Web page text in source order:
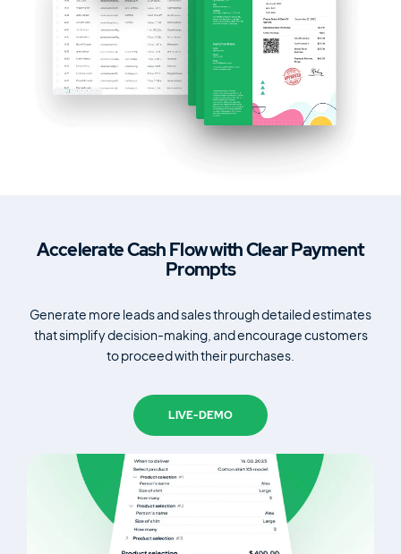
Accelerate Cash Flow withClear Payment
Prompts
Generate more leads and sales through detailed estimates
that simplify decision-making, and encourage customers
to proceed with their purchases.
LIVE-DEMO